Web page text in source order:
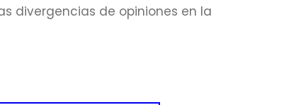
divergencias de opiniones en la